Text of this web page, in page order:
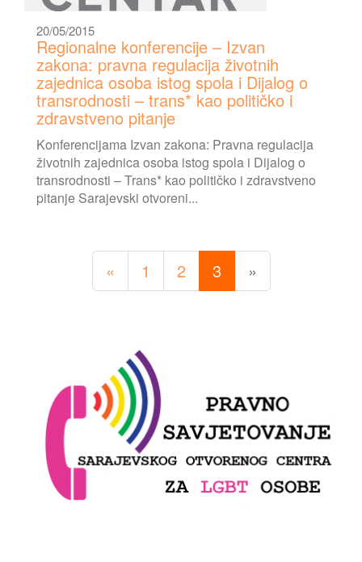
20/05/2015
Regionalne konferencije – Izvan
zakona: pravna regulacija životnih
zajednica osoba istog spola i Dijalog o
transrodnosti – trans* kao političko i
zdravstveno pitanje
Konferencijama Izvan zakona: Pravna regulacija
životnih zajednica osoba istog spola i Dijalog o
transrodnosti – Trans* kao političko i zdravstveno
pitanje Sarajevski otvoreni...
« 1 2 3 »